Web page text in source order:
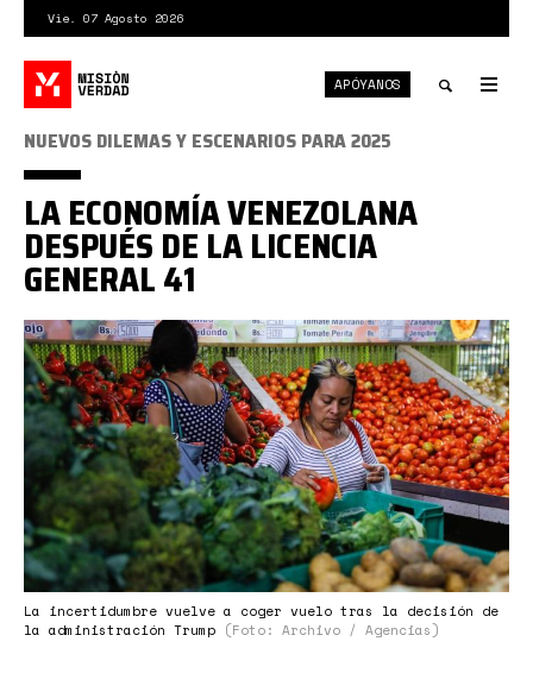
contenido
principal
Vie. 07 Agosto 2026
APÓYANOS
PDVSA
2025.jpg
La incertidumbre vuelve a coger vuelo tras la decisión de
la administración Trump (Foto: Archivo / Agencias)
NUEVOS DILEMAS Y ESCENARIOS PARA 2025
LA ECONOMÍA VENEZOLANA
DESPUÉS DE LA LICENCIA
GENERAL 41